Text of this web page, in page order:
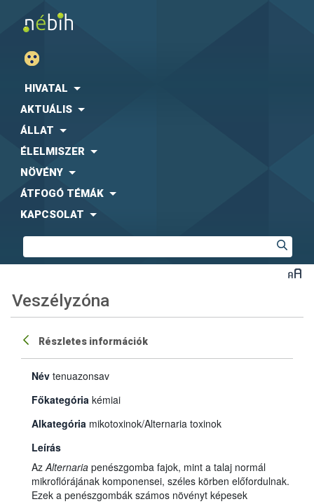
HIVATAL
AKTUÁLIS
ÁLLAT
ÉLELMISZER
NÖVÉNY
ÁTFOGÓ TÉMÁK
KAPCSOLAT
Veszélyzóna
Részletes információk
Név tenuazonsav
Főkategória kémiai
Alkategória mikotoxinok/Alternaria toxinok
Leírás
Az Alternaria penészgomba fajok, mint a talaj normál
mikroflórájának komponensei, széles körben előfordulnak.
Ezek a penészgombák számos növényt képesek